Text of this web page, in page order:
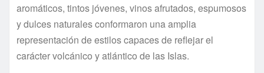
aromáticos, tintos jóvenes, vinos afrutados, espumosos
y dulces naturales conformaron una amplia
representación de estilos capaces de reflejar el
carácter volcánico y atlántico de las Islas.